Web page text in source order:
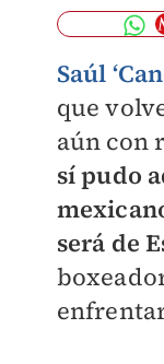
Saúl
que
aún con
sí pudo
será de